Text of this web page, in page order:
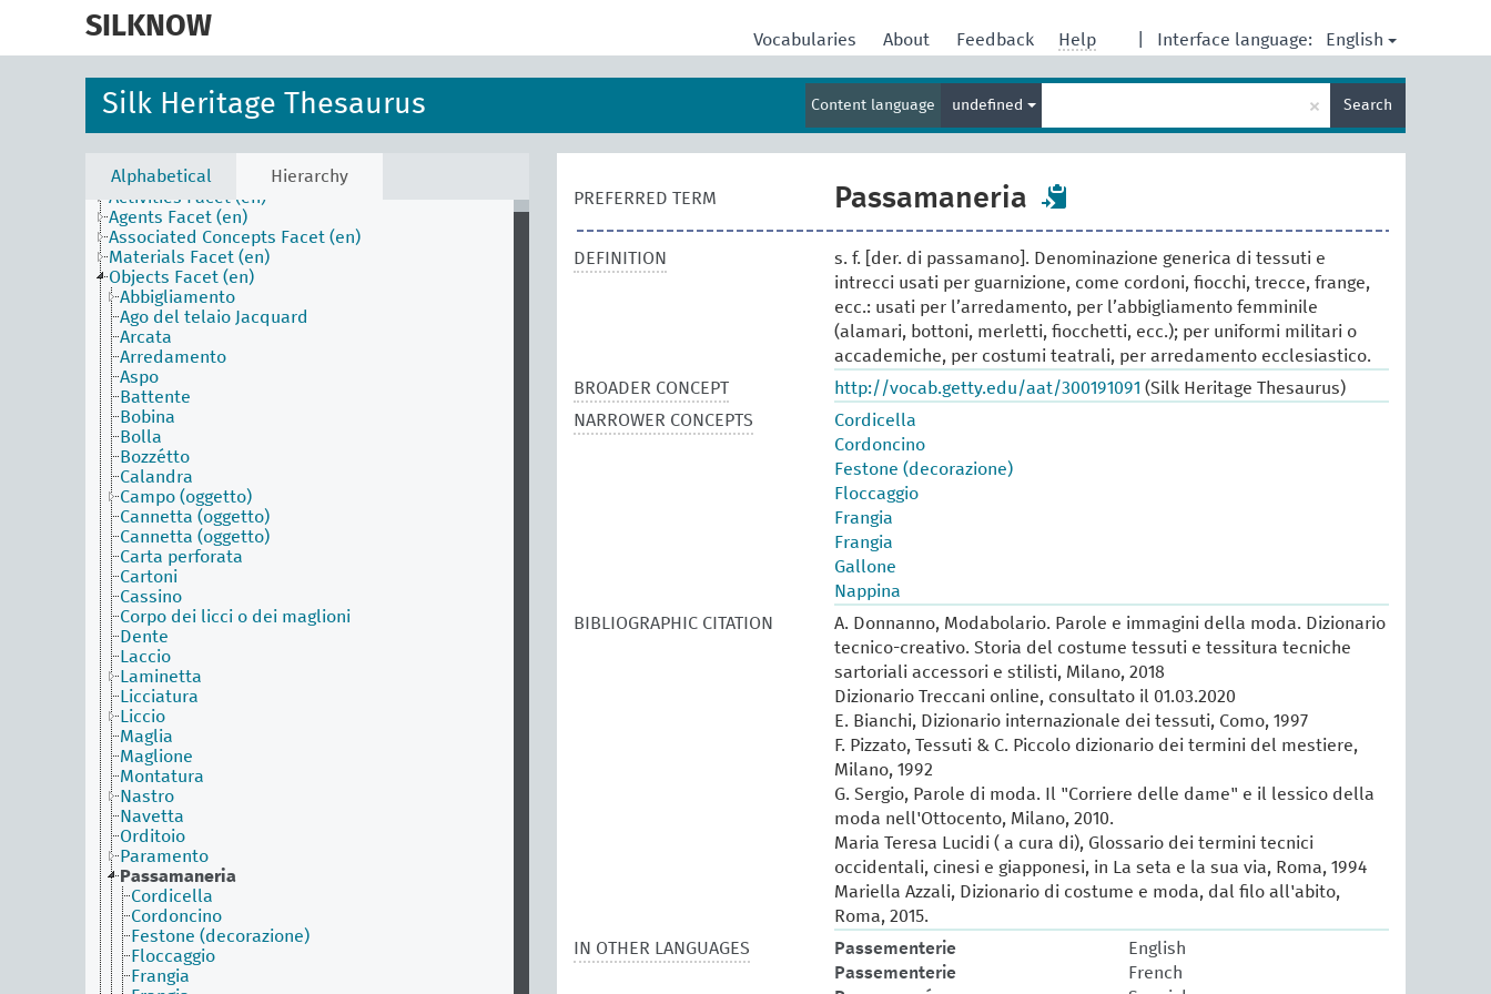
SILKNOW Interface language: English
Vocabularies About Feedback Help
Silk Heritage Thesaurus Content language undefined
term
× Search
Alphabetical
Hierarchy
Activities Facet (en)
Agents Facet (en)
Associated Concepts Facet (en)
Materials Facet (en)
Objects Facet (en)
Abbigliamento
Ago del telaio Jacquard
Arcata
Arredamento
Aspo
Battente
Bobina
Bolla
Bozzétto
Calandra
Campo (oggetto)
Cannetta (oggetto)
Cannetta (oggetto)
Carta perforata
Cartoni
Cassino
Corpo dei licci o dei maglioni
Dente
Laccio
Laminetta
Licciatura
Liccio
Maglia
Maglione
Montatura
Nastro
Navetta
Orditoio
Paramento
Passamaneria
Cordicella
Cordoncino
Festone (decorazione)
Floccaggio
Frangia
PREFERRED TERM Passamaneria
DEFINITION
s. f. [der. di passamano]. Denominazione generica di tessuti e
intrecci usati per guarnizione, come cordoni, fiocchi, trecce, frange,
ecc.: usati per l’arredamento, per l’abbigliamento femminile
(alamari, bottoni, merletti, fiocchetti, ecc.); per uniformi militari o
accademiche, per costumi teatrali, per arredamento ecclesiastico.
BROADER CONCEPT
http://vocab.getty.edu/aat/300191091 (Silk Heritage Thesaurus)
NARROWER CONCEPTS
Cordicella
Cordoncino
Festone (decorazione)
Floccaggio
Frangia
Frangia
Gallone
Nappina
BIBLIOGRAPHIC CITATION
A. Donnanno, Modabolario. Parole e immagini della moda. Dizionario
tecnico-creativo. Storia del costume tessuti e tessitura tecniche
sartoriali accessori e stilisti, Milano, 2018
Dizionario Treccani online, consultato il 01.03.2020
E. Bianchi, Dizionario internazionale dei tessuti, Como, 1997
F. Pizzato, Tessuti & C. Piccolo dizionario dei termini del mestiere,
Milano, 1992
G. Sergio, Parole di moda. Il "Corriere delle dame" e il lessico della
moda nell'Ottocento, Milano, 2010.
Maria Teresa Lucidi ( a cura di), Glossario dei termini tecnici
occidentali, cinesi e giapponesi, in La seta e la sua via, Roma, 1994
Mariella Azzali, Dizionario di costume e moda, dal filo all'abito,
Roma, 2015.
IN OTHER LANGUAGES
Passementerie
English
Passementerie
French